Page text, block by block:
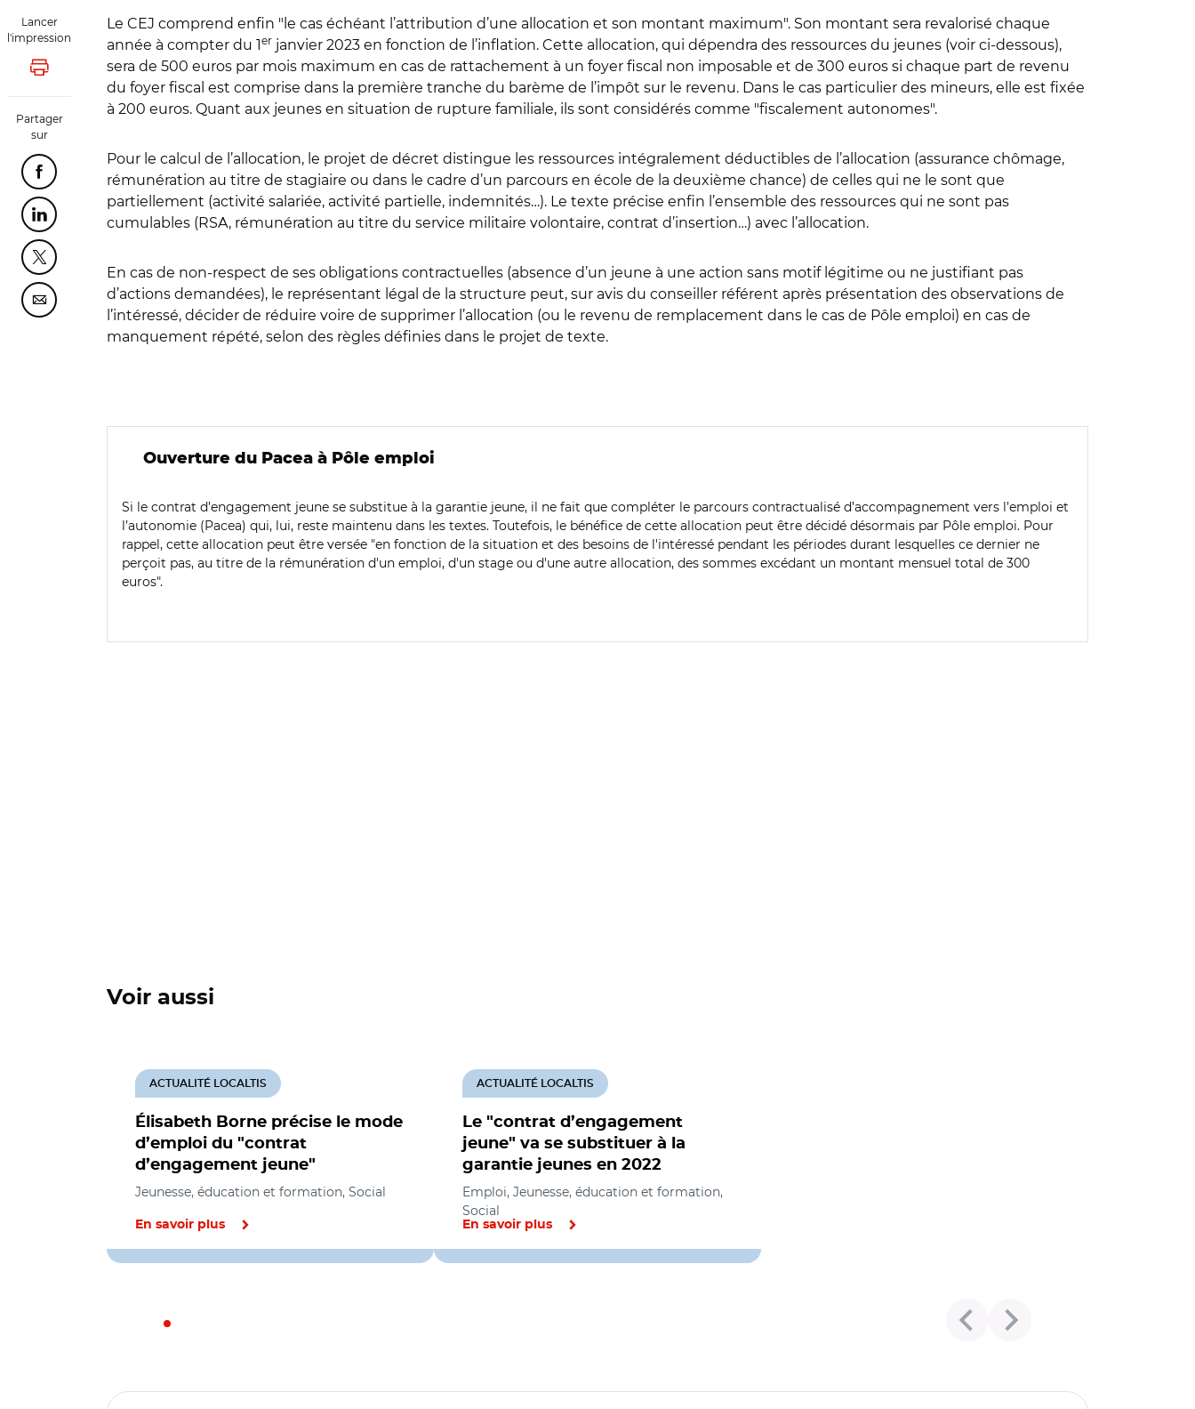
Lancer
l'impression
Lancer l'impression
Partager
sur
Partager cette page sur Facebook
Partager cette page sur Linkedin
Partager cette page sur Twitter
Partager cette page sur Courriel
Le CEJ comprend enfin "le cas échéant l’attribution d’une allocation et son montant maximum". Son montant sera revalorisé chaque
année à compter du 1er janvier 2023 en fonction de l’inflation. Cette allocation, qui dépendra des ressources du jeunes (voir ci-dessous),
sera de 500 euros par mois maximum en cas de rattachement à un foyer fiscal non imposable et de 300 euros si chaque part de revenu
du foyer fiscal est comprise dans la première tranche du barème de l’impôt sur le revenu. Dans le cas particulier des mineurs, elle est fixée
à 200 euros. Quant aux jeunes en situation de rupture familiale, ils sont considérés comme "fiscalement autonomes".
Pour le calcul de l’allocation, le projet de décret distingue les ressources intégralement déductibles de l’allocation (assurance chômage,
rémunération au titre de stagiaire ou dans le cadre d’un parcours en école de la deuxième chance) de celles qui ne le sont que
partiellement (activité salariée, activité partielle, indemnités…). Le texte précise enfin l’ensemble des ressources qui ne sont pas
cumulables (RSA, rémunération au titre du service militaire volontaire, contrat d’insertion…) avec l’allocation.
En cas de non-respect de ses obligations contractuelles (absence d’un jeune à une action sans motif légitime ou ne justifiant pas
d’actions demandées), le représentant légal de la structure peut, sur avis du conseiller référent après présentation des observations de
l’intéressé, décider de réduire voire de supprimer l’allocation (ou le revenu de remplacement dans le cas de Pôle emploi) en cas de
manquement répété, selon des règles définies dans le projet de texte.
Ouverture du Pacea à Pôle emploi
Si le contrat d’engagement jeune se substitue à la garantie jeune, il ne fait que compléter le parcours contractualisé d’accompagnement vers l’emploi et
l’autonomie (Pacea) qui, lui, reste maintenu dans les textes. Toutefois, le bénéfice de cette allocation peut être décidé désormais par Pôle emploi. Pour
rappel, cette allocation peut être versée "en fonction de la situation et des besoins de l'intéressé pendant les périodes durant lesquelles ce dernier ne
perçoit pas, au titre de la rémunération d'un emploi, d'un stage ou d'une autre allocation, des sommes excédant un montant mensuel total de 300
euros".
Voir aussi
Élisabeth Borne précise le mode
d’emploi du "contrat
d’engagement jeune"
ACTUALITÉ LOCALTIS
Jeunesse, éducation et formation, Social
En savoir plus
Le "contrat d’engagement
jeune" va se substituer à la
garantie jeunes en 2022
ACTUALITÉ LOCALTIS
Emploi, Jeunesse, éducation et formation,
Social
En savoir plus